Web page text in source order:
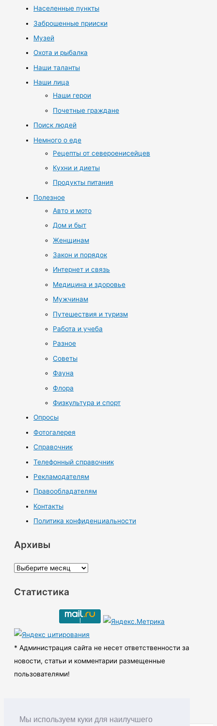
Мы используем куки для наилучшего
Населенные пункты
Заброшенные прииски
Музей
Охота и рыбалка
Наши таланты
Наши лица
Наши герои
Почетные граждане
Поиск людей
Немного о еде
Рецепты от североенисейцев
Кухни и диеты
Продукты питания
Полезное
Авто и мото
Дом и быт
Женщинам
Закон и порядок
Интернет и связь
Медицина и здоровье
Мужчинам
Путешествия и туризм
Работа и учеба
Разное
Советы
Фауна
Флора
Физкультура и спорт
Опросы
Фотогалерея
Справочник
Телефонный справочник
Рекламодателям
Правообладателям
Контакты
Политика конфиденциальности
Архивы
А
х
ы
Статистика
* Администрация сайта не несет ответственности за
новости, статьи и комментарии размещенные
пользователями!